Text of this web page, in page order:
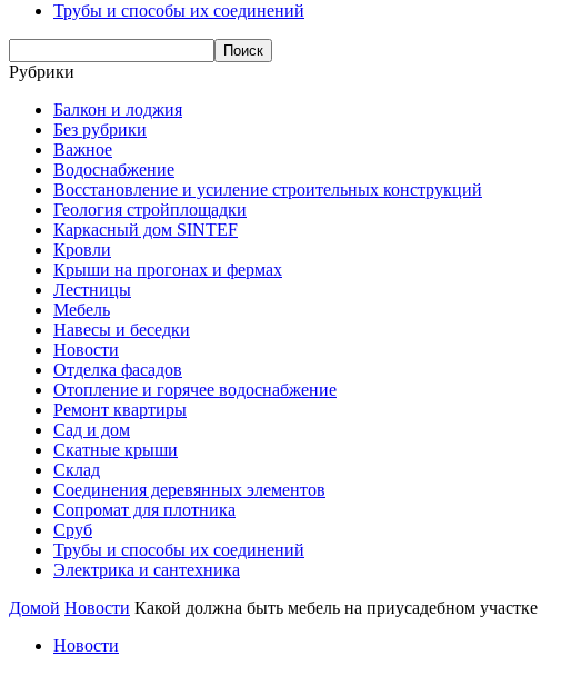
Трубы и способы их соединений
Рубрики
Балкон и лоджия
Без рубрики
Важное
Водоснабжение
Восстановление и усиление строительных конструкций
Геология стройплощадки
Каркасный дом SINTEF
Кровли
Крыши на прогонах и фермах
Лестницы
Мебель
Навесы и беседки
Новости
Отделка фасадов
Отопление и горячее водоснабжение
Ремонт квартиры
Сад и дом
Скатные крыши
Склад
Соединения деревянных элементов
Сопромат для плотника
Сруб
Трубы и способы их соединений
Электрика и сантехника
Домой Новости Какой должна быть мебель на приусадебном участке
Новости